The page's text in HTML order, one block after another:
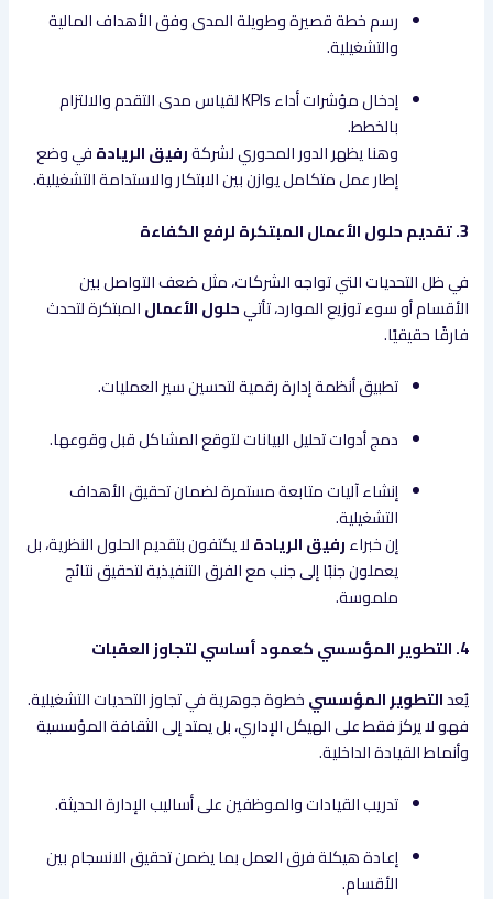
رسم خطة قصيرة وطويلة المدى وفق الأهداف المالية
والتشغيلية.
إدخال مؤشرات أداء KPIs لقياس مدى التقدم والالتزام
بالخطط.
وهنا يظهر الدور المحوري لشركةرفيق الريادةفي وضع
إطار عمل متكامل يوازن بين الابتكار والاستدامة التشغيلية.
3. تقديم حلول الأعمال المبتكرة لرفع الكفاءة
في ظل التحديات التي تواجه الشركات، مثل ضعف التواصل بين
الأقسام أو سوء توزيع الموارد، تأتيحلول الأعمالالمبتكرة لتحدث
فارقًا حقيقيًا.
تطبيق أنظمة إدارة رقمية لتحسين سير العمليات.
دمج أدوات تحليل البيانات لتوقع المشاكل قبل وقوعها.
إنشاء آليات متابعة مستمرة لضمان تحقيق الأهداف
التشغيلية.
إن خبراءرفيق الريادةلا يكتفون بتقديم الحلول النظرية، بل
يعملون جنبًا إلى جنب مع الفرق التنفيذية لتحقيق نتائج
ملموسة.
4. التطوير المؤسسي كعمود أساسي لتجاوز العقبات
يُعدالتطوير المؤسسيخطوة جوهرية في تجاوز التحديات التشغيلية.
فهو لا يركز فقط على الهيكل الإداري، بل يمتد إلى الثقافة المؤسسية
وأنماط القيادة الداخلية.
تدريب القيادات والموظفين على أساليب الإدارة الحديثة.
إعادة هيكلة فرق العمل بما يضمن تحقيق الانسجام بين
الأقسام.